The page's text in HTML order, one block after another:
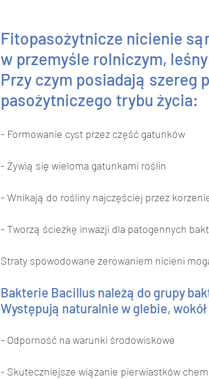
Fitopasożytnicze nicienie
w przemyśle rolniczym,
Przy czym posiadają szereg
pasożytniczego trybu życia:
- Formowanie cyst przez część gatunków
- Żywią się wieloma gatunkami roślin
- Wnikają do rośliny najczęściej przez
- Tworzą ścieżkę inwazji dla patogennych
Straty spowodowane żerowaniem nicieni
Bakterie Bacillus należą do grupy
Występują naturalnie w glebie,
- Odporność na warunki środowiskowe
- Skuteczniejsze wiązanie pierwiastków